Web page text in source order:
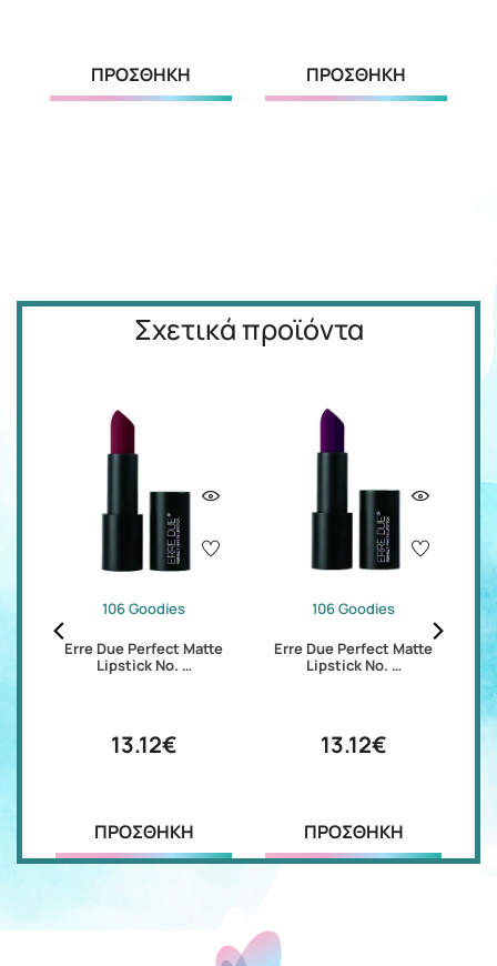
ΠΡΟΣΘΗΚΗ ΠΡΟΣΘΗΚΗ
Σχετικά προϊόντα
106 Goodies
Erre Due Perfect Matte
Lipstick No. …
13.12€
ΠΡΟΣΘΗΚΗ
106 Goodies
Erre Due Perfect Matte
Lipstick No. …
13.12€
ΠΡΟΣΘΗΚΗ